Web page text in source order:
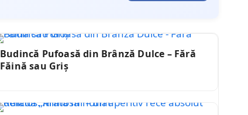
Budincă Pufoasă din Brânză Dulce – Fără
Făină sau Griș